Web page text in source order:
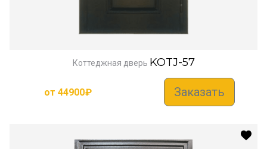
Коттеджная дверь KOTJ-57
от 44900₽ Заказать